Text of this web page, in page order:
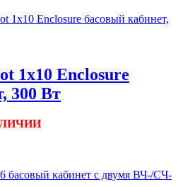
1x10 Enclosure
300 Вт